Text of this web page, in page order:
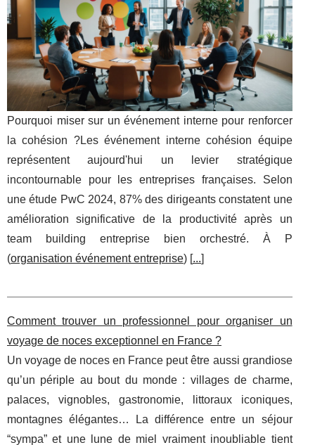
Pourquoi miser sur un événement interne pour renforcer
la cohésion ?Les événement interne cohésion équipe
représentent aujourd'hui un levier stratégique
incontournable pour les entreprises françaises. Selon
une étude PwC 2024, 87% des dirigeants constatent une
amélioration significative de la productivité après un
team building entreprise bien orchestré. À P
(organisation événement entreprise) [...]
Comment trouver un professionnel pour organiser un
voyage de noces exceptionnel en France ?
Un voyage de noces en France peut être aussi grandiose
qu’un périple au bout du monde : villages de charme,
palaces, vignobles, gastronomie, littoraux iconiques,
montagnes élégantes… La différence entre un séjour
“sympa” et une lune de miel vraiment inoubliable tient